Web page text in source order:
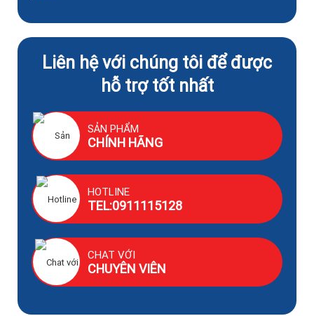
Liên hệ với chúng tôi để được
hỗ trợ tốt nhất
SẢN PHẨM
CHÍNH HÃNG
HOTLINE
TEL:0911115128
CHAT VỚI
CHUYÊN VIÊN